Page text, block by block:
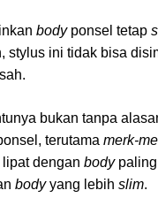
body ponsel tetap
stylus ini tidak bisa
bukan tanpa
terutama merk-
dengan body
bodyyang lebih slim.